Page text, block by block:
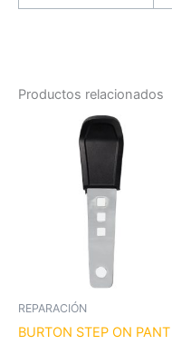
Productos relacionados
REPARACIÓN
BURTON STEP ON PANT